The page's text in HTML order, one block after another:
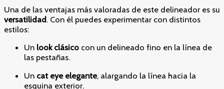
Una de las ventajas más valoradas de este delineador es su
versatilidad. Con él puedes experimentar con distintos
estilos:
Un look clásico con un delineado fino en la línea de
las pestañas.
Un cat eye elegante, alargando la línea hacia la
esquina exterior.